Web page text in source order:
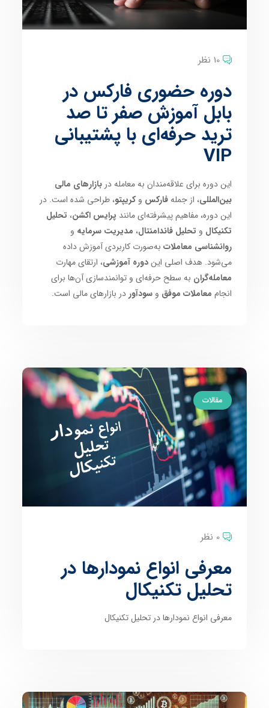
10 نظر
دوره حضوری فارکس در
بابل آموزش صفر تا صد
ترید حرفه‌ای با پشتیبانی
VIP
این دوره برای علاقه‌مندان به معامله دربازارهای مالی
بین‌المللی، از جملهفارکس وکریپتو، طراحی شده است. در
این دوره، مفاهیم پیشرفته‌ای مانند پرایس اکشن، تحلیل
تکنیکال و تحلیل فاندامنتال، مدیریت سرمایه و
روانشناسی معاملات به‌صورت کاربردی آموزش داده
می‌شود. هدف اصلی ایندوره آموزشی، ارتقای مهارت
معامله‌گران به سطح حرفه‌ای و توانمندسازی آن‌ها برای
انجام معاملات موفق وسودآور در بازارهای مالی است.
مقالات
0 نظر
معرفی انواع نمودارها در
تحلیل تکنیکال
معرفی انواع نمودارها در تحلیل تکنیکال